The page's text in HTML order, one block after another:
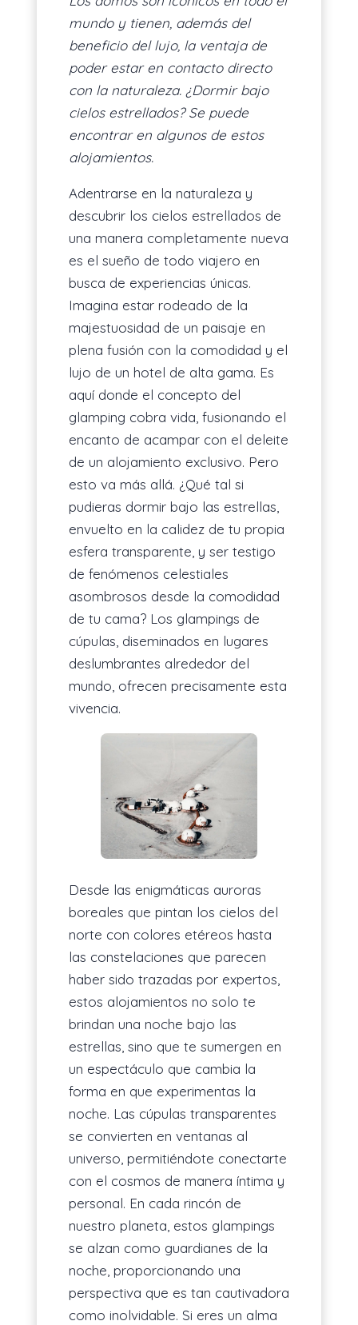
mundo y tienen, además del
beneficio del lujo, la ventaja de
poder estar en contacto directo
con la naturaleza. ¿Dormir bajo
cielos estrellados? Se puede
encontrar en algunos de estos
alojamientos.
Adentrarse en la naturaleza y
descubrir los cielos estrellados de
una manera completamente nueva
es el sueño de todo viajero en
busca de experiencias únicas.
Imagina estar rodeado de la
majestuosidad de un paisaje en
plena fusión con la comodidad y el
lujo de un hotel de alta gama. Es
aquí donde el concepto del
glamping cobra vida, fusionando el
encanto de acampar con el deleite
de un alojamiento exclusivo. Pero
esto va más allá. ¿Qué tal si
pudieras dormir bajo las estrellas,
envuelto en la calidez de tu propia
esfera transparente, y ser testigo
de fenómenos celestiales
asombrosos desde la comodidad
de tu cama? Los glampings de
cúpulas, diseminados en lugares
deslumbrantes alrededor del
mundo, ofrecen precisamente esta
vivencia.
Desde las enigmáticas auroras
boreales que pintan los cielos del
norte con colores etéreos hasta
las constelaciones que parecen
haber sido trazadas por expertos,
estos alojamientos no solo te
brindan una noche bajo las
estrellas, sino que te sumergen en
un espectáculo que cambia la
forma en que experimentas la
noche. Las cúpulas transparentes
se convierten en ventanas al
universo, permitiéndote conectarte
con el cosmos de manera íntima y
personal. En cada rincón de
nuestro planeta, estos glampings
se alzan como guardianes de la
noche, proporcionando una
perspectiva que es tan cautivadora
como inolvidable. Si eres un alma